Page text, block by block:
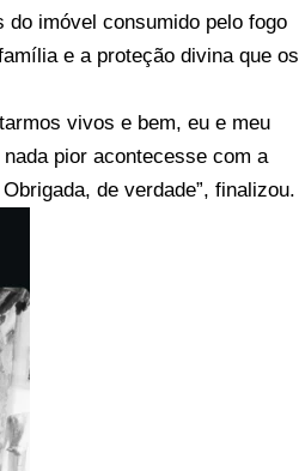
imóvel consumido pelo fogo
e a proteção divina que os
vivos e bem, eu e meu
pior acontecesse com a
de verdade”, finalizou.